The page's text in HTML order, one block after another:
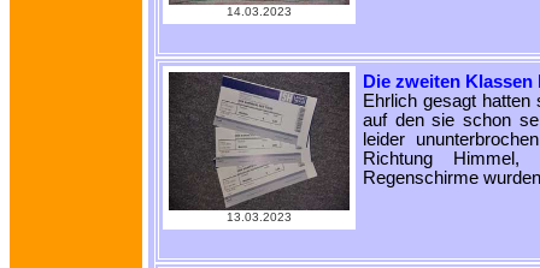
14.03.2023
13.03.2023
Die zweiten
Ehrlich gesagt
auf den sie schon
leider
Richtung Himmel,
Regenschirme